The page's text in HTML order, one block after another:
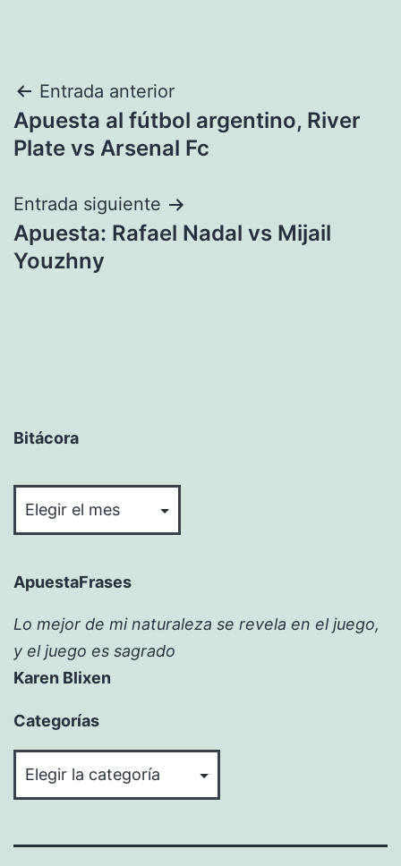
Navegación
de
Entrada anterior
Apuesta al fútbol argentino, River
Plate vs Arsenal Fc
Entrada siguiente
Apuesta: Rafael Nadal vs Mijail
Youzhny
Bitácora
ApuestaFrases
Lo mejor de mi naturaleza se revela en el juego,
y el juego es sagrado
Karen Blixen
Categorías